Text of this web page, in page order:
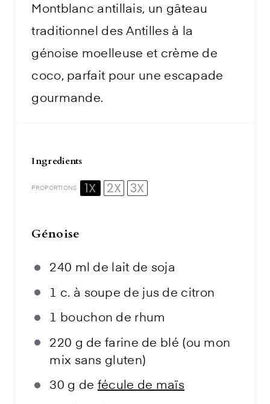
Montblanc antillais, un gâteau
traditionnel des Antilles à la
génoise moelleuse et crème de
coco, parfait pour une escapade
gourmande.
Ingredients
PROPORTIONS 1X 2X 3X
Génoise
240 ml de lait de soja
1 c. à soupe de jus de citron
1 bouchon de rhum
220 g de farine de blé (ou mon
mix sans gluten)
30 g de fécule de maïs